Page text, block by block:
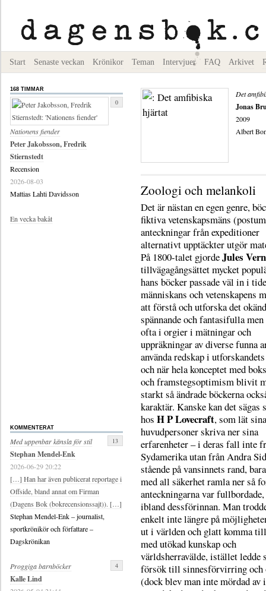
Start Senaste veckan Krönikor Teman Intervjuer FAQ Arkivet
Det
Jonas
2009
Albert
Zoologi och melankoli
Det är nästan en egen genre,
fiktiva vetenskapsmäns
anteckningar från expeditioner
alternativt upptäckter utgör
På 1800-talet gjordeJules
tillvägagångsättet mycket
hans böcker passade väl in i
människans och vetenskapens
att förstå och utforska det
spännande och fantasifulla men
ofta i orgier i mätningar och
uppräkningar av diverse funna
använda redskap i
och när hela konceptet med
och framstegsoptimism blivit
starkt så ändrade böckerna
karaktär. Kanske kan det sägas
hos H P Lovecraft, som lät
huvudpersoner skriva ner sina
erfarenheter – i deras fall inte
Sydamerika utan från Andra
stående på vansinnets rand,
med all säkerhet ramla ner så
anteckningarna var
ibland dessförinnan. Man
enkelt inte längre på
ut i världen och glatt komma
med utökad kunskap och
världsherravälde, istället ledde
försök till sinnesförvirring och
(dock blev man inte mördad av
168 TIMMAR
Nationens fiender
Peter Jakobsson, Fredrik
Stiernstedt
Recension
2026-08-03
Mattias Lahti Davidsson
0
En vecka bakåt
KOMMENTERAT
Med uppenbar känsla för stil
Stephan Mendel-Enk
2026-06-29 20:22
[…] Han har även publicerat reportage i
Offside, bland annat om Firman
(Dagens Bok (bokrecensionssajt)). […]
Stephan Mendel-Enk – journalist,
sportkrönikör och författare –
Dagskrönikan
13
Proggiga barnböcker
Kalle Lind
4